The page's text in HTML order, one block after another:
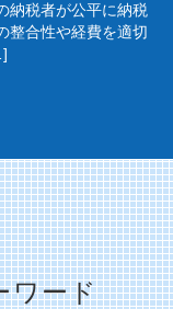
納税者が公平に納税
整合性や経費を適切
ワード